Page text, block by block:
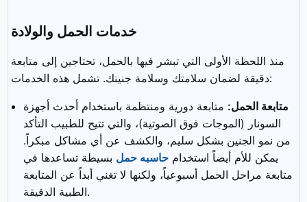
خدمات الحمل والولادة
منذ اللحظة الأولى التي تبشر فيها بالحمل، تحتاجين إلى متابعة
دقيقة لضمان سلامتك وسلامة جنينك. تشمل هذه الخدمات:
متابعة الحمل: متابعة دورية ومنتظمة باستخدام أحدث أجهزة
السونار (الموجات فوق الصوتية)، والتي تتيح للطبيب التأكد
من نمو الجنين بشكل سليم، والكشف عن أي مشاكل مبكراً.
يمكن للأم أيضاً استخدامحاسبه حمل بسيطة تساعدها في
متابعة مراحل الحمل أسبوعياً، ولكنها لا تغني أبداً عن المتابعة
الطبية الدقيقة.